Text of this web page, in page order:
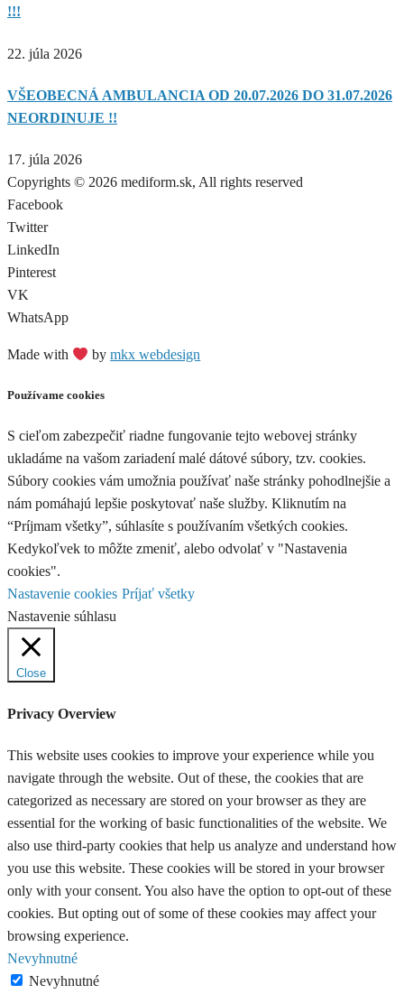
!!!
22. júla 2026
VŠEOBECNÁ AMBULANCIA OD 20.07.2026 DO 31.07.2026
NEORDINUJE !!
17. júla 2026
Copyrights © 2026 mediform.sk, All rights reserved​
Facebook
Twitter
LinkedIn
Pinterest
VK
WhatsApp
Made with bymkx webdesign
Používame cookies
S cieľom zabezpečiť riadne fungovanie tejto webovej stránky
ukladáme na vašom zariadení malé dátové súbory, tzv. cookies.
Súbory cookies vám umožnia používať naše stránky pohodlnejšie a
nám pomáhajú lepšie poskytovať naše služby. Kliknutím na
“Príjmam všetky”, súhlasíte s používaním všetkých cookies.
Kedykoľvek to môžte zmeniť, alebo odvolať v "Nastavenia
cookies".
Nastavenie cookies Príjať všetky
Nastavenie súhlasu
Close
Privacy Overview
This website uses cookies to improve your experience while you
navigate through the website. Out of these, the cookies that are
categorized as necessary are stored on your browser as they are
essential for the working of basic functionalities of the website. We
also use third-party cookies that help us analyze and understand how
you use this website. These cookies will be stored in your browser
only with your consent. You also have the option to opt-out of these
cookies. But opting out of some of these cookies may affect your
browsing experience.
Nevyhnutné
Nevyhnutné